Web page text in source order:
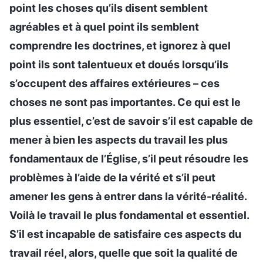
point les choses qu’ils disent semblent
agréables et à quel point ils semblent
comprendre les doctrines, et ignorez à quel
point ils sont talentueux et doués lorsqu’ils
s’occupent des affaires extérieures – ces
choses ne sont pas importantes. Ce qui est le
plus essentiel, c’est de savoir s’il est capable de
mener à bien les aspects du travail les plus
fondamentaux de l’Église, s’il peut résoudre les
problèmes à l’aide de la vérité et s’il peut
amener les gens à entrer dans la vérité-réalité.
Voilà le travail le plus fondamental et essentiel.
S’il est incapable de satisfaire ces aspects du
travail réel, alors, quelle que soit la qualité de